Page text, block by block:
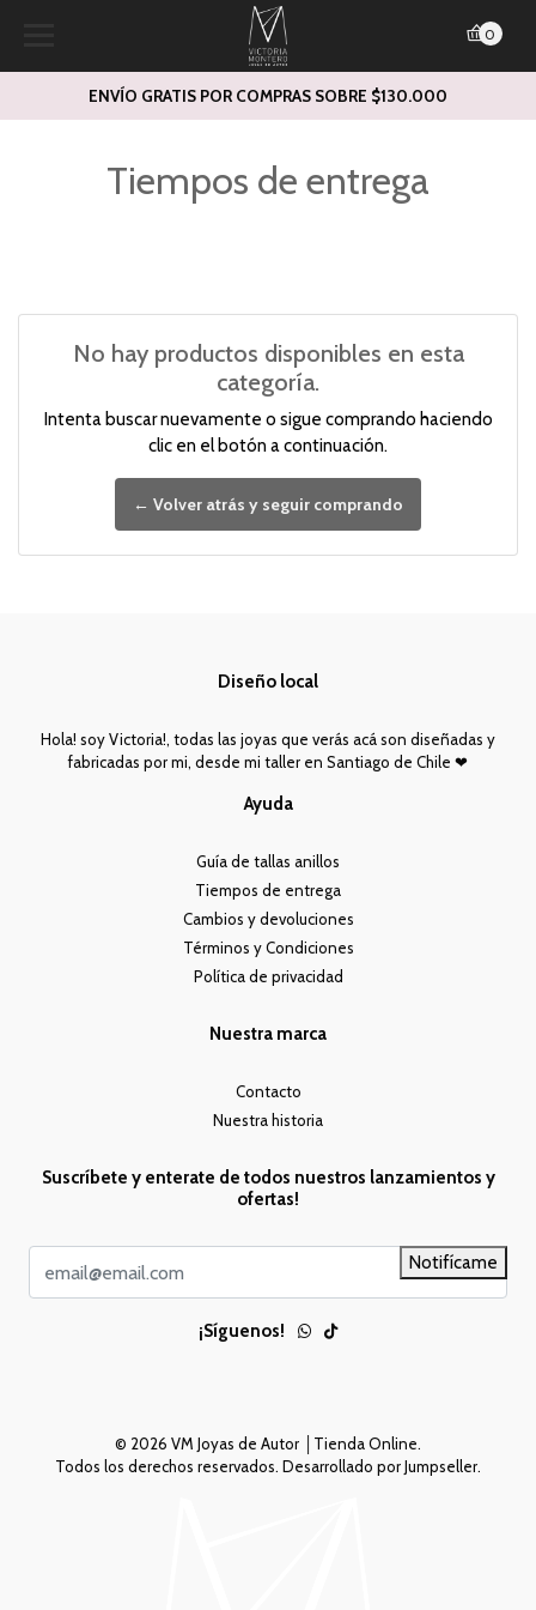
ENVÍO GRATIS POR COMPRAS SOBRE $130.000
0
Tiempos de entrega
No hay productos disponibles en esta
categoría.
Intenta buscar nuevamente o sigue comprando haciendo
clic en el botón a continuación.
← Volver atrás y seguir comprando
Diseño local
Hola! soy Victoria!, todas las joyas que verás acá son diseñadas y
fabricadas por mi, desde mi taller en Santiago de Chile ❤︎
Ayuda
Guía de tallas anillos
Tiempos de entrega
Cambios y devoluciones
Términos y Condiciones
Política de privacidad
Nuestra marca
Contacto
Nuestra historia
Suscríbete y enterate de todos nuestros lanzamientos y
ofertas!
Notifícame
¡Síguenos!
© 2026 VM Joyas de Autor │Tienda Online.
Todos los derechos reservados. Desarrollado por Jumpseller.